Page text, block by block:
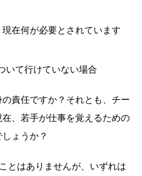
在何が必要とされています
いて行けていない場合
責任ですか？それとも、チー
、若手が仕事を覚えるための
ょうか？
とはありませんが、いずれは